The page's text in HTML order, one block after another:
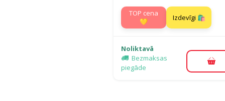
TOP cena
💛
Izdevīgi 🛍️
Noliktavā
Bezmaksas
piegāde